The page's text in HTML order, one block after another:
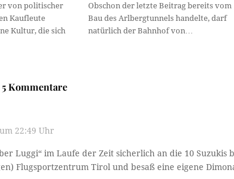
von politischer
Kaufleute
Kultur, die sich
Obschon der letzte Beitrag bereits vom
Bau des Arlbergtunnels handelte, darf
natürlich der Bahnhof von…
Kommentare
22:49 Uhr
Luggi“ im Laufe der Zeit sicherlich an die 10 Suzukis
Flugsportzentrum Tirol und besaß eine eigene